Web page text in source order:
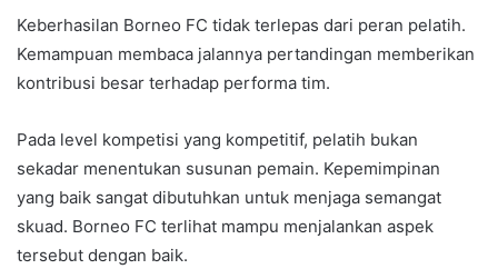
Keberhasilan Borneo FC tidak terlepas dari peran pelatih.
Kemampuan membaca jalannya pertandingan memberikan
kontribusi besar terhadap performa tim.
Pada level kompetisi yang kompetitif, pelatih bukan
sekadar menentukan susunan pemain. Kepemimpinan
yang baik sangat dibutuhkan untuk menjaga semangat
skuad. Borneo FC terlihat mampu menjalankan aspek
tersebut dengan baik.